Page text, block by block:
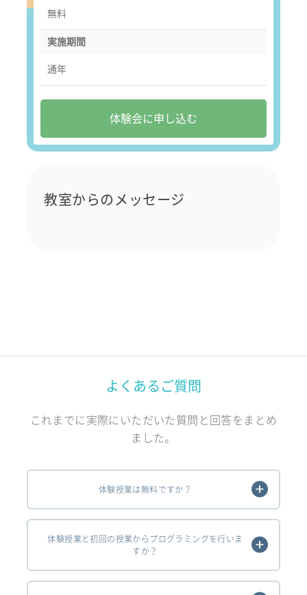
無料
実施期間
通年
体験会に申し込む
教室からのメッセージ
よくあるご質問
これまでに実際にいただいた質問と回答をまとめ
ました。
体験授業は無料ですか？
体験授業と初回の授業からプログラミングを行いま
すか？